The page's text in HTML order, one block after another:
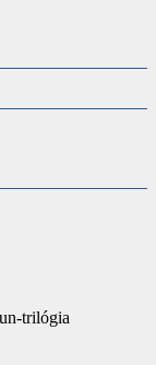
trilógia